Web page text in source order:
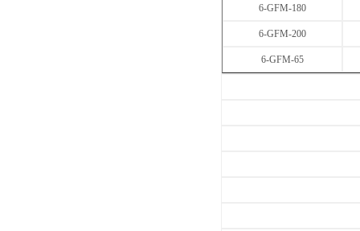
6-GFM-180
6-GFM-200
6-GFM-65